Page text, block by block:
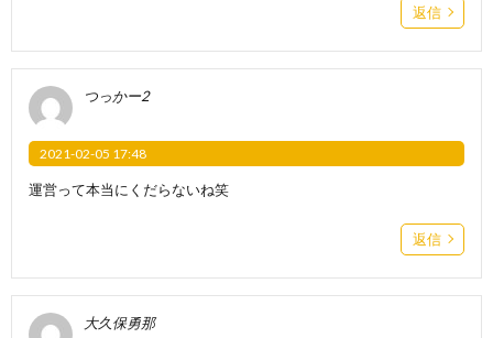
返信
つっかー2
2021-02-05 17:48
運営って本当にくだらないね笑
返信
大久保勇那